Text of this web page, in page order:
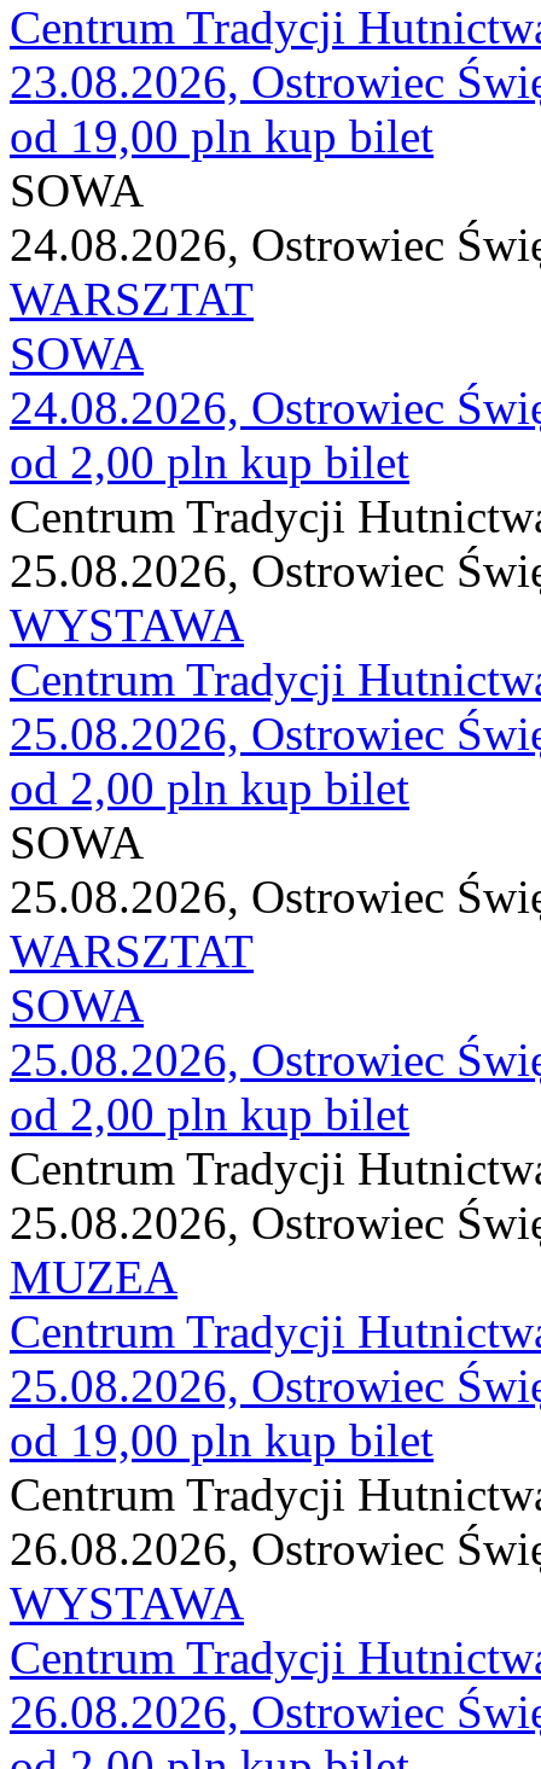
Centrum Tradycji
23.08.2026, Ostrowiec
od 19,00 pln kup bilet
SOWA
24.08.2026, Ostrowiec
WARSZTAT
SOWA
24.08.2026, Ostrowiec
od 2,00 pln kup bilet
Centrum Tradycji
25.08.2026, Ostrowiec
WYSTAWA
Centrum Tradycji
25.08.2026, Ostrowiec
od 2,00 pln kup bilet
SOWA
25.08.2026, Ostrowiec
WARSZTAT
SOWA
25.08.2026, Ostrowiec
od 2,00 pln kup bilet
Centrum Tradycji
25.08.2026, Ostrowiec
MUZEA
Centrum Tradycji
25.08.2026, Ostrowiec
od 19,00 pln kup bilet
Centrum Tradycji
26.08.2026, Ostrowiec
WYSTAWA
Centrum Tradycji
26.08.2026, Ostrowiec